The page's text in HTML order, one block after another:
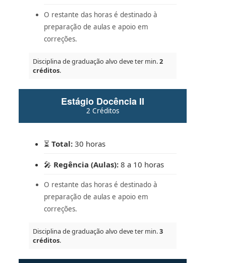
O restante das horas é destinado à
preparação de aulas e apoio em
correções.
Disciplina de graduação alvo deve ter min.2
créditos.
Estágio Docência II
2 Créditos
⏳Total: 30 horas
🎤 Regência (Aulas): 8 a 10 horas
O restante das horas é destinado à
preparação de aulas e apoio em
correções.
Disciplina de graduação alvo deve ter min.3
créditos.